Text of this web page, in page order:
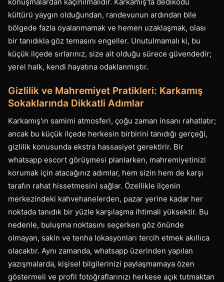
kültürü yaygın olduğundan, randevunun ardından bile
bölgede fazla oyalanmamak ve hemen uzaklaşmak, olası
bir tanıdıkla göz temasını engeller. Unutulmamalı ki, bu
küçük ilçede sırlarınız, size ait olduğu sürece güvendedir;
yerel halk, kendi hayatına odaklanmıştır.
Gizlilik ve Mahremiyet Pratikleri: Karkamış
Sokaklarında Dikkatli Adımlar
Karkamış'ın samimi atmosferi, çoğu zaman insanı rahatlatır;
ancak bu küçük ilçede herkesin birbirini tanıdığı gerçeği,
gizlilik konusunda ekstra hassasiyet gerektirir. Bir
whatsapp escort görüşmesi planlarken, mahremiyetinizi
korumak için atacağınız adımlar, hem sizin hem de karşı
tarafın rahat hissetmesini sağlar. Özellikle ilçenin
merkezindeki kahvehanelerden, pazar yerine kadar her
noktada tanıdık bir yüzle karşılaşma ihtimali yüksektir. Bu
nedenle, buluşma noktasını seçerken göz önünde
olmayan, sakin ve tenha lokasyonları tercih etmek akıllıca
olacaktır. Aynı zamanda, whatsapp üzerinden yapılan
yazışmalarda, kişisel bilgilerinizi paylaşmamaya özen
göstermeli ve profil fotoğraflarınızı herkese açık tutmaktan